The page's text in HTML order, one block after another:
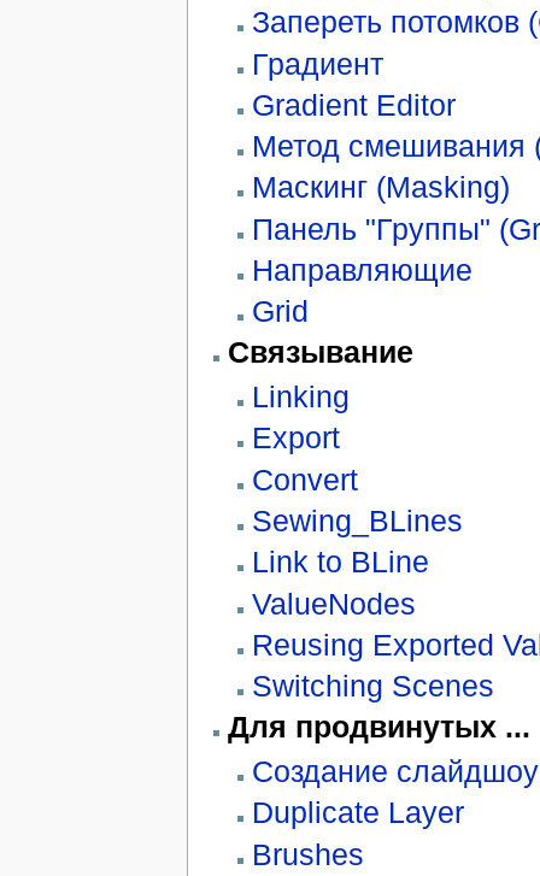
Запереть потомков
Градиент
Gradient Editor
Метод смешивания
Маскинг (Masking)
Панель "Группы"
Направляющие
Grid
Связывание
Linking
Export
Convert
Sewing_BLines
Link to BLine
ValueNodes
Reusing Exported
Switching Scenes
Для продвинутых ...
Создание слайдшоу
Duplicate Layer
Brushes